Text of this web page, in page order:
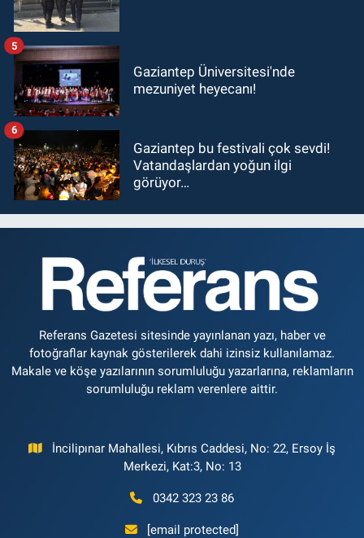
Gaziantep Üniversitesi'nde
mezuniyet heyecanı!
5
Gaziantep bu festivali çok sevdi!
Vatandaşlardan yoğun ilgi
görüyor…
6
Referans Gazetesi sitesinde yayınlanan yazı, haber ve
fotoğraflar kaynak gösterilerek dahi izinsiz kullanılamaz.
Makale ve köşe yazılarının sorumluluğu yazarlarına, reklamların
sorumluluğu reklam verenlere aittir.
İncilipınar Mahallesi, Kıbrıs Caddesi, No: 22, Ersoy İş
Merkezi, Kat:3, No: 13
0342 323 23 86
[email protected]